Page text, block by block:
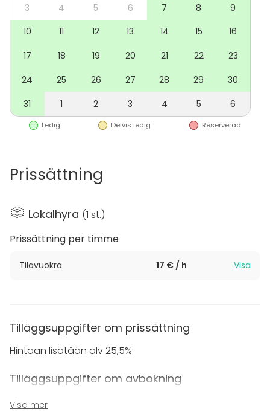
Kokouspäivääsi voit täydentää kokoustarjoiluilla sekä
hyödyntää tarvittaessa assistentti- ja
tulostuspalveluja.
henkilökunnalta – autamme mielellämme
onnistuneen kokonaisuuden suunnittelussa.
3
4 5 6 7 8
9
10
11 12 13 14 15
16
17
18 19 20 21 22
23
24
25 26 27 28 29
30
31
1 2 3 4 5 6
Ledig Delvis ledig Reserverad
Prissättning
Lokalhyra (1 st.)
Prissättning per timme
Tilavuokra 17 € / h Visa
Tilläggsuppgifter om prissättning
Hintaan lisätään alv 25,5%
Tilläggsuppgifter om avbokning
48 tuntia
Visa mer